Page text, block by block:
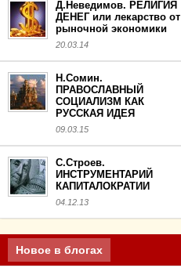
Д.Неведимов. РЕЛИГИЯ
ДЕНЕГ или лекарство от
рыночной экономики
20.03.14
Н.Сомин.
ПРАВОСЛАВНЫЙ
СОЦИАЛИЗМ КАК
РУССКАЯ ИДЕЯ
09.03.15
С.Строев.
ИНСТРУМЕНТАРИЙ
КАПИТАЛОКРАТИИ
04.12.13
Новое в блогах